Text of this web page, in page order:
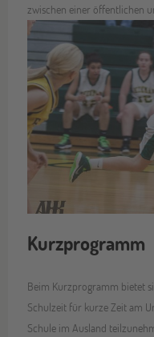
zwischen einer öffentlichen
Kurzprogramm
Beim Kurzprogramm bietet
Schulzeit für kurze Zeit am
Schule im Ausland